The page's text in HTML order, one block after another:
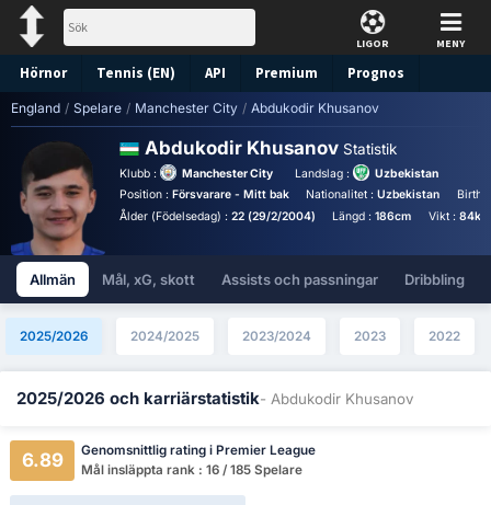
LIGOR MENY
Hörnor Tennis (EN) API Premium Prognos
England / Spelare / Manchester City / Abdukodir Khusanov
Abdukodir Khusanov Statistik
Klubb : Manchester City Landslag :
Uzbekistan
Position : Försvarare - Mitt bak Nationalitet :Uzbekistan
Ålder (Födelsedag) : 22 (29/2/2004) Längd :186cm Vikt : 84kg
Allmän Mål, xG, skott Assists och passningar Dribbling
2025/2026 2024/2025 2023/2024 2023 2022
2025/2026 och karriärstatistik- Abdukodir Khusanov
6.89
Genomsnittlig rating i Premier League
Mål insläppta rank : 16 / 185 Spelare